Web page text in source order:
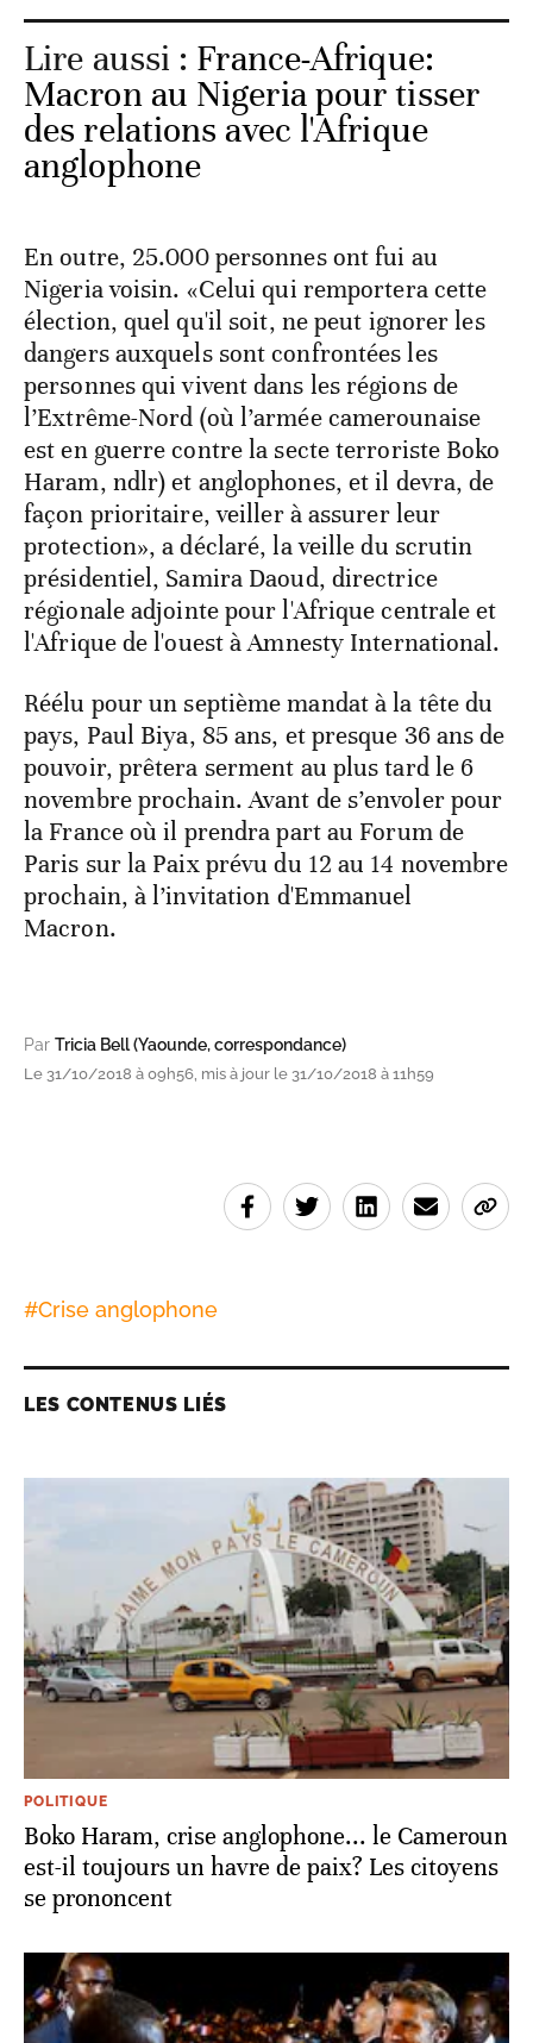
Lire aussi : France-Afrique:
Macron au Nigeria pour tisser
des relations avec l'Afrique
anglophone
En outre, 25.000 personnes ont fui au
Nigeria voisin. «Celui qui remportera cette
élection, quel qu'il soit, ne peut ignorer les
dangers auxquels sont confrontées les
personnes qui vivent dans les régions de
l’Extrême-Nord (où l’armée camerounaise
est en guerre contre la secte terroriste Boko
Haram, ndlr) et anglophones, et il devra, de
façon prioritaire, veiller à assurer leur
protection», a déclaré, la veille du scrutin
présidentiel, Samira Daoud, directrice
régionale adjointe pour l'Afrique centrale et
l'Afrique de l'ouest à Amnesty International.
Réélu pour un septième mandat à la tête du
pays, Paul Biya, 85 ans, et presque 36 ans de
pouvoir, prêtera serment au plus tard le 6
novembre prochain. Avant de s’envoler pour
la France où il prendra part au Forum de
Paris sur la Paix prévu du 12 au 14 novembre
prochain, à l’invitation d'Emmanuel
Macron.
Par Tricia Bell (Yaounde, correspondance)
Le 31/10/2018 à 09h56, mis à jour le 31/10/2018 à 11h59
#Crise anglophone
LES CONTENUS LIÉS
POLITIQUE
Boko Haram, crise anglophone... le Cameroun
est-il toujours un havre de paix? Les citoyens
se prononcent